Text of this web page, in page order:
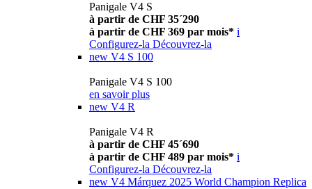
Panigale V4 S
à partir de CHF 35´290
à partir de CHF 369 par mois* i
Configurez-la Découvrez-la
new V4 S 100
Panigale V4 S 100
en savoir plus
new V4 R
Panigale V4 R
à partir de CHF 45´690
à partir de CHF 489 par mois* i
Configurez-la Découvrez-la
new V4 Márquez 2025 World Champion Replica